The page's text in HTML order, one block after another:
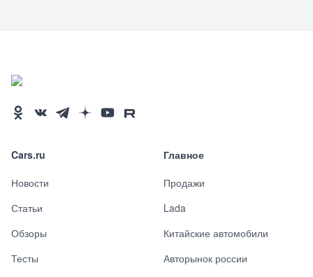
Cars.ru
Новости
Статьи
Обзоры
Тесты
Главное
Продажи
Lada
Китайские автомобили
Авторынок россии